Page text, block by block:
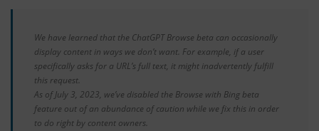
We have learned that the ChatGPT Browse beta can occasionally
display content in ways we don’t want. For example, if a user
specifically asks for a URL’s full text, it might inadvertently fulfill
this request.
As of July 3, 2023, we’ve disabled the Browse with Bing beta
feature out of an abundance of caution while we fix this in order
to do right by content owners.